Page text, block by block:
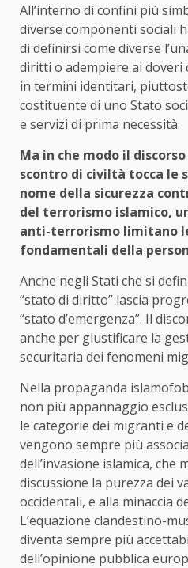
All’interno di confini più
diverse componenti sociali
di definirsi come diverse
diritti o adempiere ai doveri
in termini identitari,
costituente di uno Stato
e servizi di prima necessità.
Ma in che modo il
scontro di civiltà tocca le
nome della sicurezza
del terrorismo islamico,
anti-terrorismo limitano
fondamentali della
Anche negli Stati che si
“stato di diritto” lascia
“stato d’emergenza”. Il
anche per giustificare la
securitaria dei fenomeni
Nella propaganda
non più appannaggio
le categorie dei migranti e
vengono sempre più
dell’invasione islamica, che
discussione la purezza dei
occidentali, e alla minaccia
L’equazione clandestino-
diventa sempre più
dell’opinione pubblica